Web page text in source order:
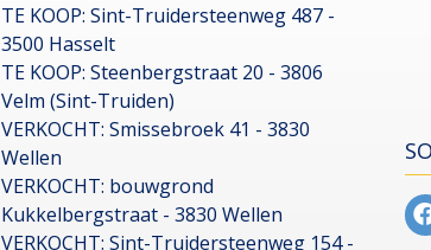
TE KOOP: Sint-Truidersteenweg 487 -
3500 Hasselt
TE KOOP: Steenbergstraat 20 - 3806
Velm (Sint-Truiden)
VERKOCHT: Smissebroek 41 - 3830
Wellen
VERKOCHT: bouwgrond
Kukkelbergstraat - 3830 Wellen
VERKOCHT: Sint-Truidersteenweg 154 -